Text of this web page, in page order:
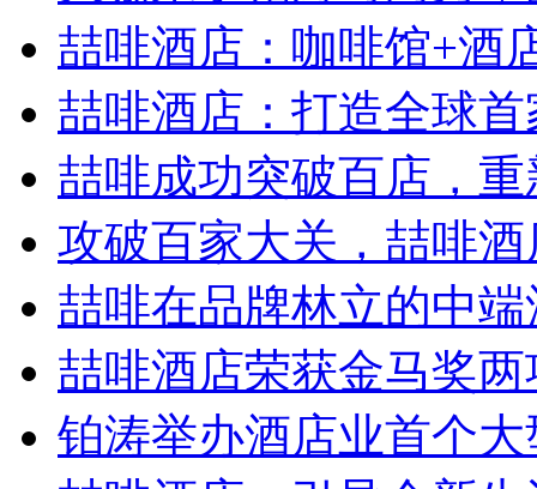
喆啡酒店：咖啡馆+酒
喆啡酒店：打造全球首
喆啡成功突破百店，重
攻破百家大关，喆啡酒
喆啡在品牌林立的中
喆啡酒店荣获金马奖
铂涛举办酒店业首个大